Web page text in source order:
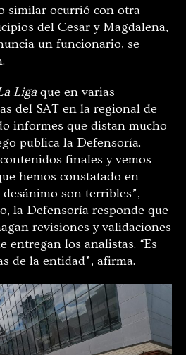
similar ocurrió con otra
del Cesar y Magdalena,
un funcionario, se
Liga que en varias
del SAT en la regional de
informes que distan mucho
publica la Defensoría.
finales y vemos
hemos constatado en
son terribles”,
la Defensoría responde que
revisiones y validaciones
entregan los analistas. “Es
de la entidad”, afirma.